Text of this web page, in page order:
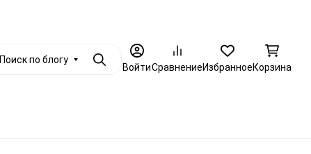
Поиск по блогу
ПоискВойтиСравнениеИзбранноеКорзина